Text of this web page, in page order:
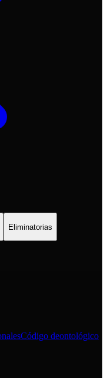
Eliminatorias
Código deontológico